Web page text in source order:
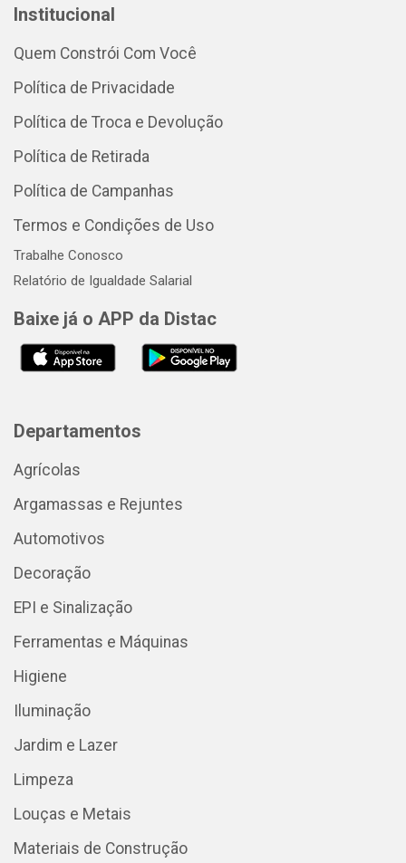
Institucional
Quem Constrói Com Você
Política de Privacidade
Política de Troca e Devolução
Política de Retirada
Política de Campanhas
Termos e Condições de Uso
Trabalhe Conosco
Relatório de Igualdade Salarial
Baixe já o APP da Distac
Departamentos
Agrícolas
Argamassas e Rejuntes
Automotivos
Decoração
EPI e Sinalização
Ferramentas e Máquinas
Higiene
Iluminação
Jardim e Lazer
Limpeza
Louças e Metais
Materiais de Construção